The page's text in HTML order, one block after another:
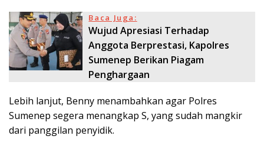
Baca Juga:
Wujud Apresiasi Terhadap
Anggota Berprestasi, Kapolres
Sumenep Berikan Piagam
Penghargaan
Lebih lanjut, Benny menambahkan agar Polres
Sumenep segera menangkap S, yang sudah mangkir
dari panggilan penyidik.